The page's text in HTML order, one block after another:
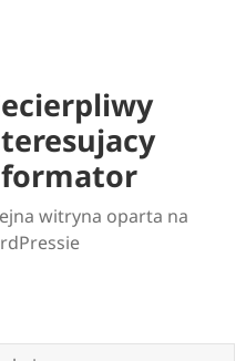
witryna oparta na